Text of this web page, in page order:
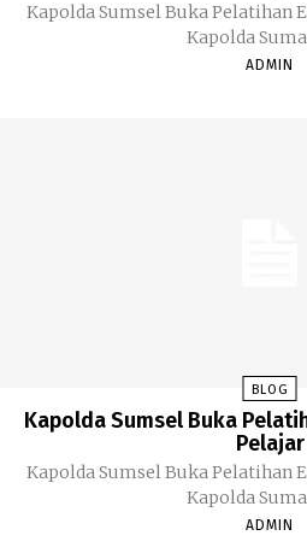
Kapolda Sumsel Buka Pelatihan
Kapolda
ADMIN
BLOG
Kapolda Sumsel Buka
Pelajar
Kapolda Sumsel Buka Pelatihan
Kapolda
ADMIN